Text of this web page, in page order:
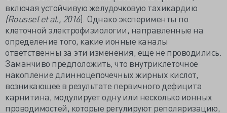
включая устойчивую желудочковую тахикардию
(Roussel et al., 2016). Однако эксперименты по
клеточной электрофизиологии, направленные на
определение того, какие ионные каналы
ответственны за эти изменения, еще не проводились.
Заманчиво предположить, что внутриклеточное
накопление длинноцепочечных жирных кислот,
возникающее в результате первичного дефицита
карнитина, модулирует одну или несколько ионных
проводимостей, которые регулируют реполяризацию,